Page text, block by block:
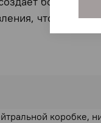
что
коробке,